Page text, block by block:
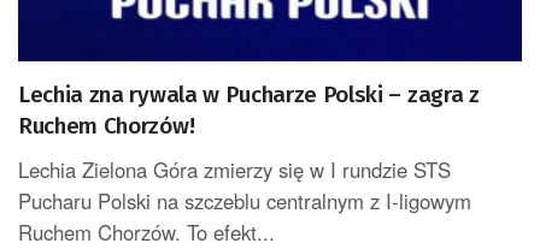
Lechia zna rywala w Pucharze Polski – zagra z
Ruchem Chorzów!
Lechia Zielona Góra zmierzy się w I rundzie STS
Pucharu Polski na szczeblu centralnym z I-ligowym
Ruchem Chorzów. To efekt...